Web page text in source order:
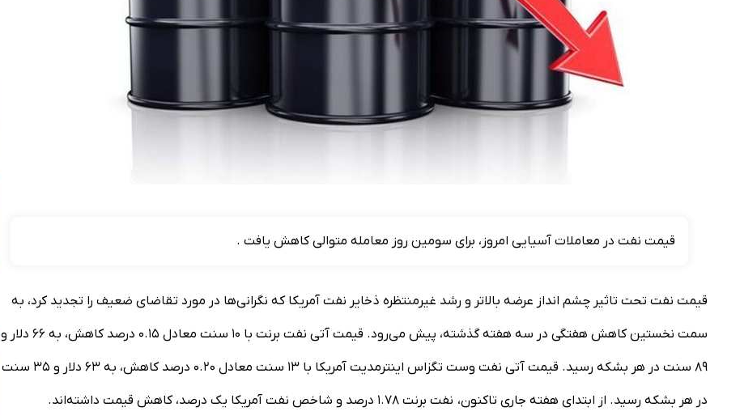
قیمت نفت در معاملات آسیایی امروز، برای سومین روز معامله متوالی کاهش یافت .
قیمت نفت تحت تاثیر چشم انداز عرضه بالاتر و رشد غیرمنتظره ذخایر نفت آمریکا که نگرانی‌ها در مورد تقاضای ضعیف را تجدید کرد، به
سمت نخستین کاهش هفتگی در سه هفته گذشته، پیش می‌رود. قیمت آتی نفت برنت با ۱۰ سنت معادل ۰.۱۵ درصد کاهش، به ۶۶ دلار و
۸۹ سنت در هر بشکه رسید. قیمت آتی نفت وست تگزاس اینترمدیت آمریکا با ۱۳ سنت معادل ۰.۲۰ درصد کاهش، به ۶۳ دلار و ۳۵ سنت
در هر بشکه رسید. از ابتدای هفته جاری تاکنون، نفت برنت ۱.۷۸ درصد و شاخص نفت آمریکا یک درصد، کاهش قیمت داشته‌اند.